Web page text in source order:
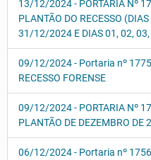
13/12/2024 - PORTARIA Nº
PLANTÃO DO RECESSO
31/12/2024 E DIAS 01, 02,
09/12/2024 - Portaria nº
RECESSO FORENSE
09/12/2024 - PORTARIA Nº
PLANTÃO DE DEZEMBRO DE
06/12/2024 - Portaria nº